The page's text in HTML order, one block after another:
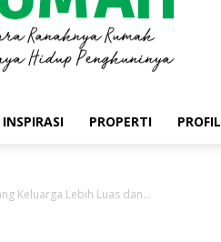
INSPIRASI PROPERTI PROFIL
Keluarga Lebih Luas dan...